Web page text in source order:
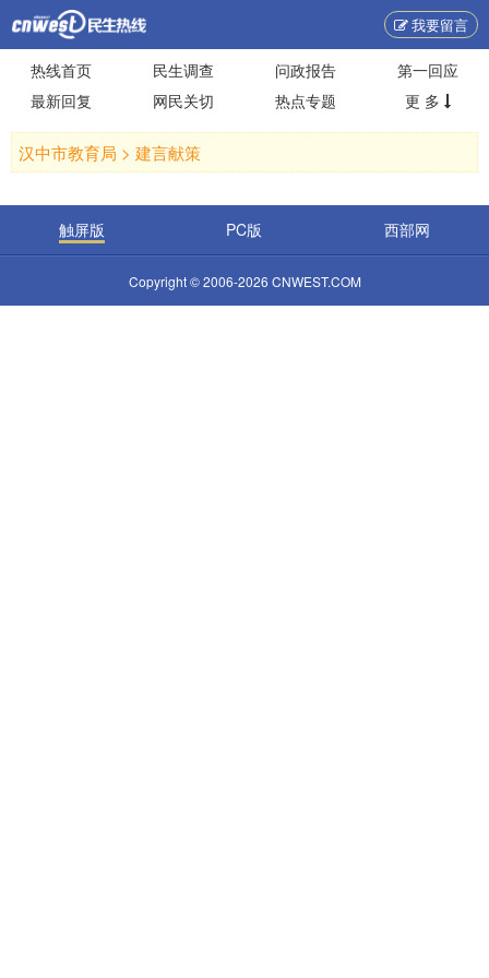
我要留言
热线首页 民生调查 问政报告
第一回应
最新回复
网民关切 热点专题 更 多
汉中市教育局 > 建言献策
触屏版 PC版 西部网
Copyright © 2006-2026 CNWEST.COM